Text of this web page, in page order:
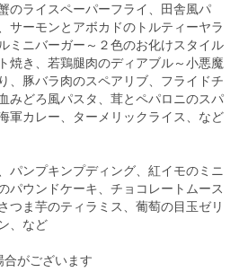
のライスペーパーフライ、田舎風パ
ーモンとアボカドのトルティーヤラ
ミニバーガー～２色のお化けスタイル
焼き、若鶏腿肉のディアブル～小悪魔
、豚バラ肉のスペアリブ、フライドチ
みどろ風パスタ、茸とペパロニのスパ
軍カレー、ターメリックライス、など
パンプキンプディング、紅イモのミニ
パウンドケーキ、チョコレートムース
つま芋のティラミス、葡萄の目玉ゼリ
、など
がございます